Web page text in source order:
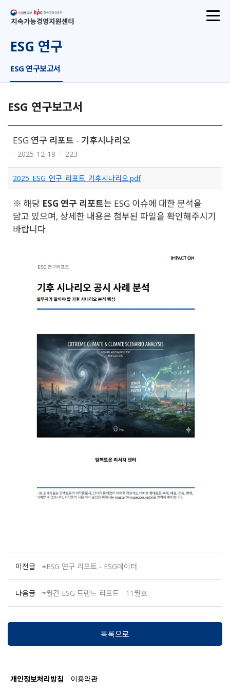
산업통상부
지속가능경영지원센터
ESG 연구
ESG 연구보고서
ESG 연구보고서
ESG 연구 리포트 - 기후시나리오
2025-12-18 223
2025_ESG_연구_리포트_기후시나리오.pdf
※ 해당 ESG 연구 리포트는 ESG 이슈에 대한 분석을
담고 있으며, 상세한 내용은 첨부된 파일을 확인해주시기
바랍니다.
이전글 ESG 연구 리포트 - ESG데이터
다음글 월간 ESG 트렌드 리포트 - 11월호
목록으로
개인정보처리방침 이용약관